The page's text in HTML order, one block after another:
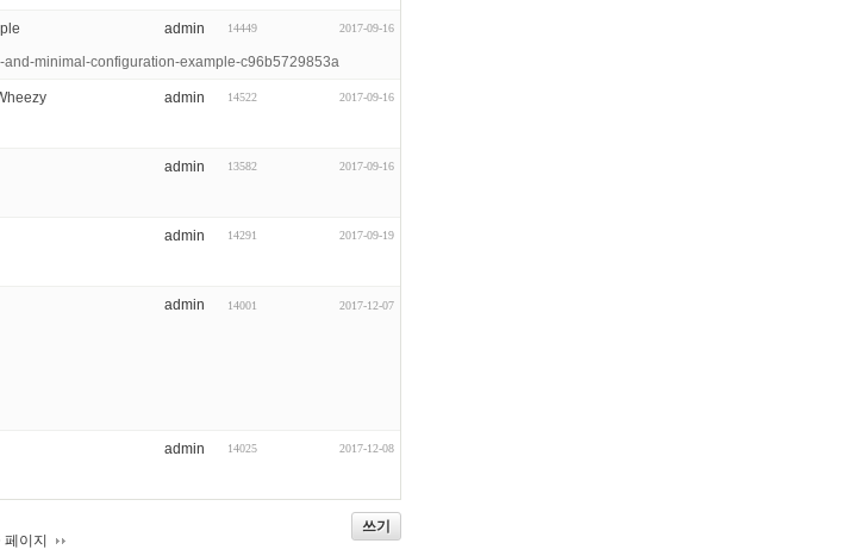
admin 14449 2017-09-16
minimal-configuration-example-c96b5729853a
admin 14522 2017-09-16
admin 13582 2017-09-16
admin 14291 2017-09-19
admin 14001 2017-12-07
admin 14025 2017-12-08
쓰기
페이지